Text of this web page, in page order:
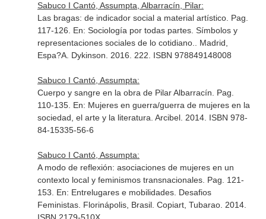
Sabuco I Cantó, Assumpta, Albarracín, Pilar:
Las bragas: de indicador social a material artístico. Pag.
117-126. En: Sociología por todas partes. Símbolos y
representaciones sociales de lo cotidiano.
. Madrid,
Espa?A. Dykinson. 2016. 222. ISBN 978849148008
Sabuco I Cantó, Assumpta:
Cuerpo y sangre en la obra de Pilar Albarracín. Pag.
110-135. En: Mujeres en guerra/guerra de mujeres en la
sociedad, el arte y la literatura . Arcibel. 2014. ISBN 978-
84-15335-56-6
Sabuco I Cantó, Assumpta:
A modo de reflexión: asociaciones de mujeres en un
contexto local y feminismos transnacionales. Pag. 121-
153. En: Entrelugares e mobilidades. Desafios
Feministas. Florinápolis, Brasil. Copiart, Tubarao. 2014.